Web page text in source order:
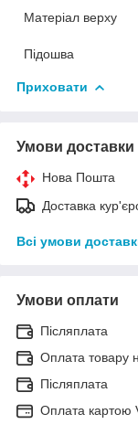
Матеріал верху
Підошва
Приховати
Умови доставки
Нова Пошта
Доставка
Всі умови
Умови оплати
Післяплата
Оплата товару
Післяплата
Оплата картою